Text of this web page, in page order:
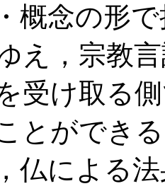
概念の形
え，宗教
受け取る
とができ
仏による